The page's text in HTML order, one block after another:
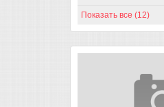
Показать все (12)